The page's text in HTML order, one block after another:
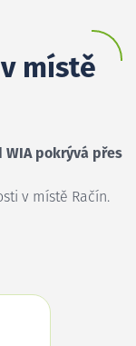
místě
WIA pokrývá přes
v místě Račín.